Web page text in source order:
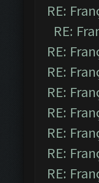
RE:
RE:
RE:
RE:
RE:
RE:
RE:
RE:
RE: